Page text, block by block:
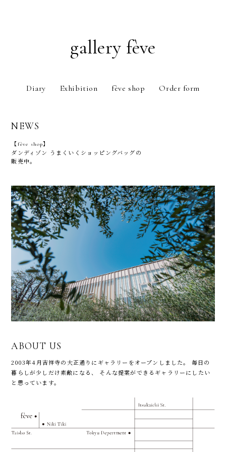
gallery fève
Diary Exhibition fève shop Order form
NEWS
fève shop
ダンディゾン うまくいくショッピングバッグの
販売中。
ABOUT US
2003年4月吉祥寺の大正通りにギャラリーをオープンしました。
毎日の
暮らしが少しだけ素敵になる、
そんな提案ができるギャラリーにしたい
と思っています。